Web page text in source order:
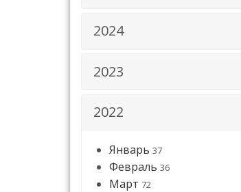
2024
2023
2022
Январь 37
Февраль 36
Март 72